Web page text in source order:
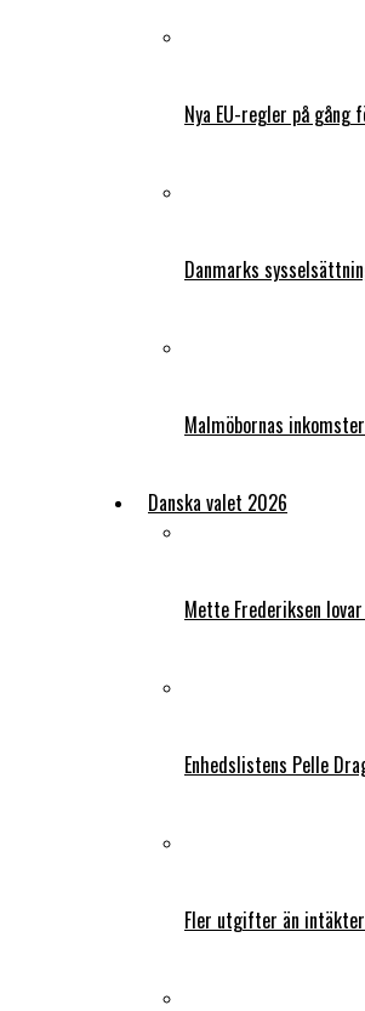
Nya EU-regler på
Danmarks
Malmöbornas
Danska valet 2026
Mette Frederiksen
Enhedslistens Pelle
Fler utgifter än